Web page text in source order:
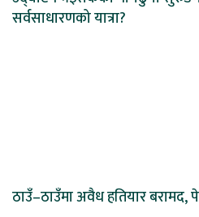
सर्वसाधारणको यात्रा?
ठाउँ–ठाउँमा अवैध हतियार बरामद,